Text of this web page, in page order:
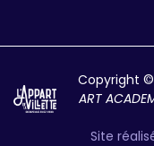
Copyright
ART
Site